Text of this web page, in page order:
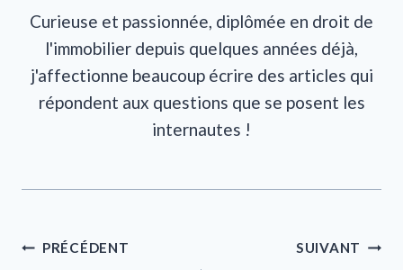
Curieuse et passionnée, diplômée en droit de
l'immobilier depuis quelques années déjà,
j'affectionne beaucoup écrire des articles qui
répondent aux questions que se posent les
internautes !
Navigation
PRÉCÉDENT SUIVANT